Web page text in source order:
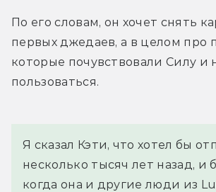
По его словам, он хочет снять
первых джедаев, а в целом про
которые почувствовали Силу и
пользоваться.
Я сказал Кэти, что хотел бы
несколько тысяч лет назад, и
когда она и другие люди из